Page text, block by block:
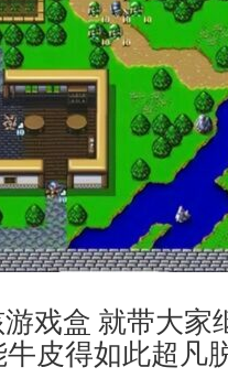
戏盒 就带大家
皮得如此超凡